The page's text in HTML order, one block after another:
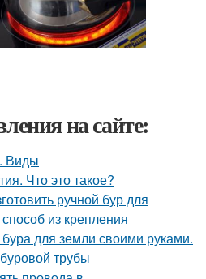
на сайте:
Виды
Что это такое?
ручной бур для
из крепления
для земли своими руками.
трубы